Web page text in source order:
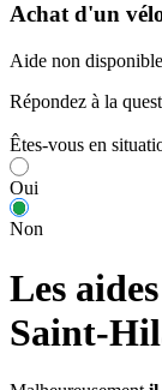
Achat d'un
Aide non disponible
Répondez à la
Êtes-vous en
Oui
Non
Les
Saint-